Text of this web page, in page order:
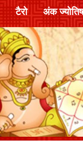
टैरो अंक